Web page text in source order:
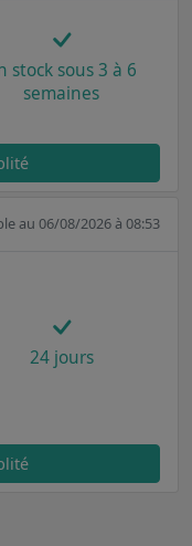
stock sous 3 à 6
semaines
au 06/08/2026 à 08:53
24 jours